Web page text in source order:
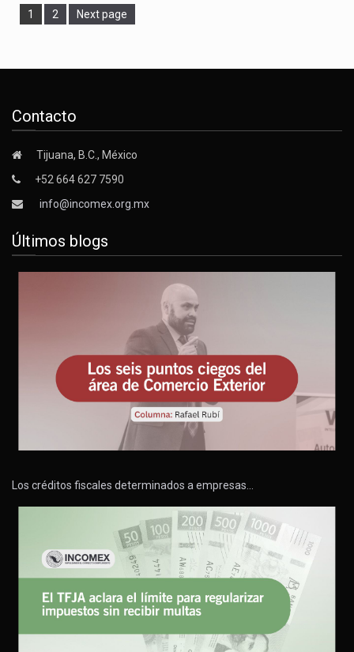
Page
1 Page
2 Next page
Contacto
Tijuana, B.C., México
+52 664 627 7590
info@incomex.org.mx
Últimos blogs
Los créditos fiscales determinados a empresas…